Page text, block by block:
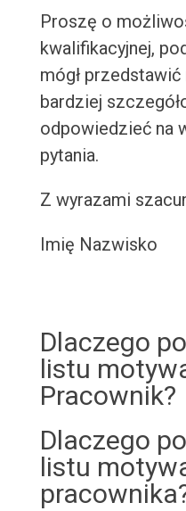
Proszę o
kwalifikacyjnej,
mógł
bardziej
odpowiedzieć na
pytania.
Z wyrazami
Imię Nazwisko
Dlaczego
listu
Pracownik?
Dlaczego
listu